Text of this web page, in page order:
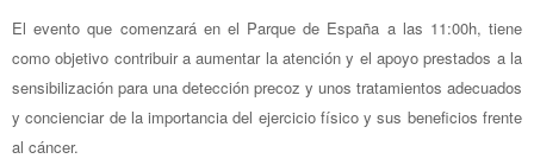
El evento que comenzará en el Parque de España a las 11:00h, tiene
como objetivo contribuir a aumentar la atención y el apoyo prestados a la
sensibilización para una detección precoz y unos tratamientos adecuados
y concienciar de la importancia del ejercicio físico y sus beneficios frente
al cáncer.